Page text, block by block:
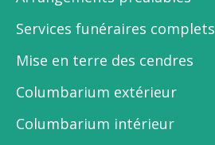
Services funéraires complets
Mise en terre des cendres
Columbarium extérieur
Columbarium intérieur